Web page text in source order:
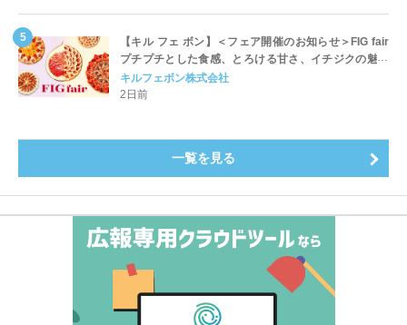
【キル フェ ボン】＜フェア開催のお知らせ＞FIG fair
プチプチとした食感、とろける甘さ、イチジクの魅力
をたっぷりと。新作を含め、イチジク尽くしの全4種が
登場8月20日（木）スタート
キルフェボン株式会社
2日前
一覧を見る